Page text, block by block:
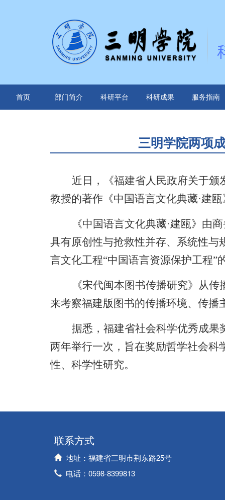
首页 部门简介 科研平台 科研成果 服务指南
三明学院两项
近日， 《福建省人民政府关于颁
教授的著作《中国语言文化典藏·建瓯
《中国语言文化典藏·建瓯》由
具有原创性与抢救性并存、系统性
言文化工程“中国语言资源保护工程”
《宋代闽本图书传播研究》从
来考察福建版图书的传播环境、传
据悉， 福建省社会科学优秀成果
两年举行一次 ， 旨在奖励哲学社会科
性、科学性研究。
联系方式
地址：福建省三明市荆东路25号
电话：0598-8399813